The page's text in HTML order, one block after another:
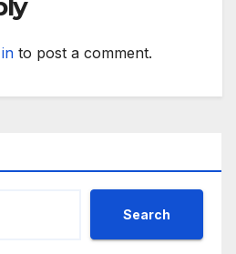
to post a comment.
Search